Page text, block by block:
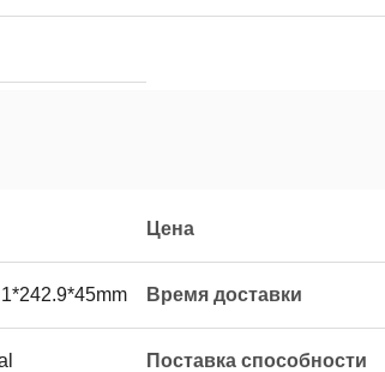
Цена
Время доставки
Поставка способности